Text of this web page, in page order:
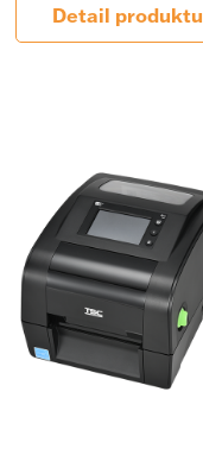
Detail produktu